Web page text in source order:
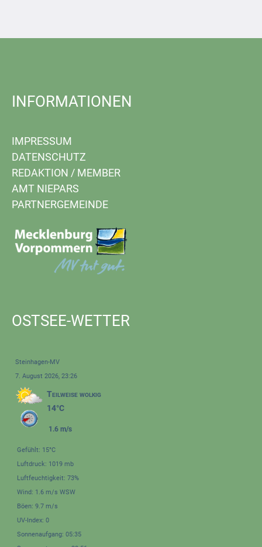
INFORMATIONEN
IMPRESSUM
DATENSCHUTZ
REDAKTION / MEMBER
AMT NIEPARS
PARTNERGEMEINDE
OSTSEE-WETTER
Steinhagen-MV
7. August 2026, 23:26
Teilweise wolkig
14°C
1.6 m/s
Gefühlt: 15°C
Luftdruck: 1019 mb
Luftfeuchtigkeit: 73%
Wind: 1.6 m/s WSW
Böen: 9.7 m/s
UV-Index: 0
Sonnenaufgang: 05:35